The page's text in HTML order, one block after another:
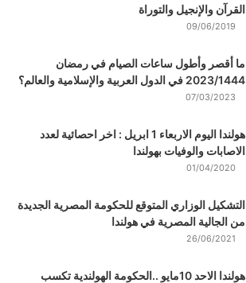
القرآن والإنجيل والتوراة
09/06/2019
ما أقصر وأطول ساعات الصيام في رمضان
2023/1444 في الدول العربية والإسلامية والعالم؟
07/03/2023
هولندا اليوم الاربعاء 1 ابريل : اخر احصائية لعدد
الاصابات والوفيات بهولندا
01/04/2020
التشكيل الوزاري المتوقع للحكومة المصرية الجديدة
من الجالية المصرية في هولندا
26/06/2021
هولندا الاحد 10مايو ..الحكومة الهولندية تكسب